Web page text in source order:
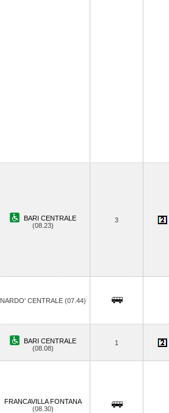
BARI CENTRALE
(08.23)
3
NARDO' CENTRALE (07.44)
BARI CENTRALE
(08.08)
1
FRANCAVILLA FONTANA
(08.30)